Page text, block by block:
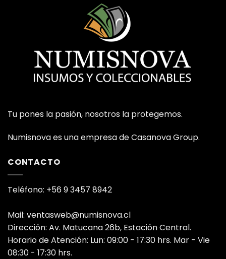
Tu pones la pasión, nosotros la protegemos.
Numisnova es una empresa de Casanova Group.
CONTACTO
Teléfono: +56 9 3457 8942
Mail: ventasweb@numisnova.cl
Dirección: Av. Matucana 26b, Estación Central.
Horario de Atención: Lun: 09:00 - 17:30 hrs. Mar - Vie
08:30 - 17:30 hrs.